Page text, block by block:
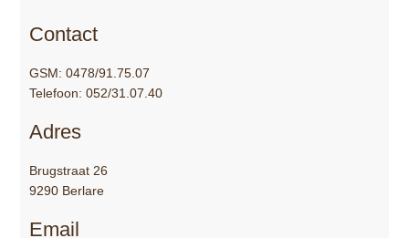
Contact
GSM: 0478/91.75.07
Telefoon: 052/31.07.40
Adres
Brugstraat 26
9290 Berlare
Email